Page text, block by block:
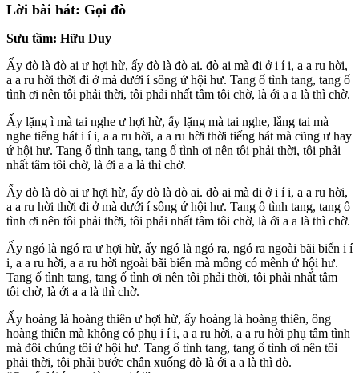
Lời bài hát: Gọi đò
Sưu tầm: Hữu Duy
Ấy đò là đò ai ư hợi hừ, ấy đò là đò ai. đò ai mà đi ở i í i, a a ru hời,
a a ru hời thời đi ở mà dưới í sông ứ hội hư. Tang ố tình tang, tang ố
tình ơi nên tôi phải thời, tôi phải nhất tâm tôi chờ, là ới a a là thì chờ.
Ấy lặng ì mà tai nghe ư hợi hừ, ấy lặng mà tai nghe, lắng tai mà
nghe tiếng hát i í i, a a ru hời, a a ru hời thời tiếng hát mà cũng ư hay
ứ hội hư. Tang ố tình tang, tang ố tình ơi nên tôi phải thời, tôi phải
nhất tâm tôi chờ, là ới a a là thì chờ.
Ấy đò là đò ai ư hợi hừ, ấy đò là đò ai. đò ai mà đi ở i í i, a a ru hời,
a a ru hời thời đi ở mà dưới í sông ứ hội hư. Tang ố tình tang, tang ố
tình ơi nên tôi phải thời, tôi phải nhất tâm tôi chờ, là ới a a là thì chờ.
Ấy ngó là ngó ra ư hợi hừ, ấy ngó là ngó ra, ngó ra ngoài bãi biển i í
i, a a ru hời, a a ru hời ngoài bãi biển mà mông có mênh ứ hội hư.
Tang ố tình tang, tang ố tình ơi nên tôi phải thời, tôi phải nhất tâm
tôi chờ, là ới a a là thì chờ.
Ấy hoàng là hoàng thiên ư hợi hừ, ấy hoàng là hoàng thiên, ông
hoàng thiên mà không có phụ i í i, a a ru hời, a a ru hời phụ tâm tình
mà đôi chúng tôi ứ hội hư. Tang ố tình tang, tang ố tình ơi nên tôi
phải thời, tôi phải bước chân xuống đò là ới a a là thì đò.